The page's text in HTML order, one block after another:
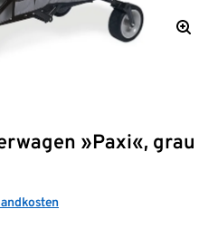
»Paxi«, grau